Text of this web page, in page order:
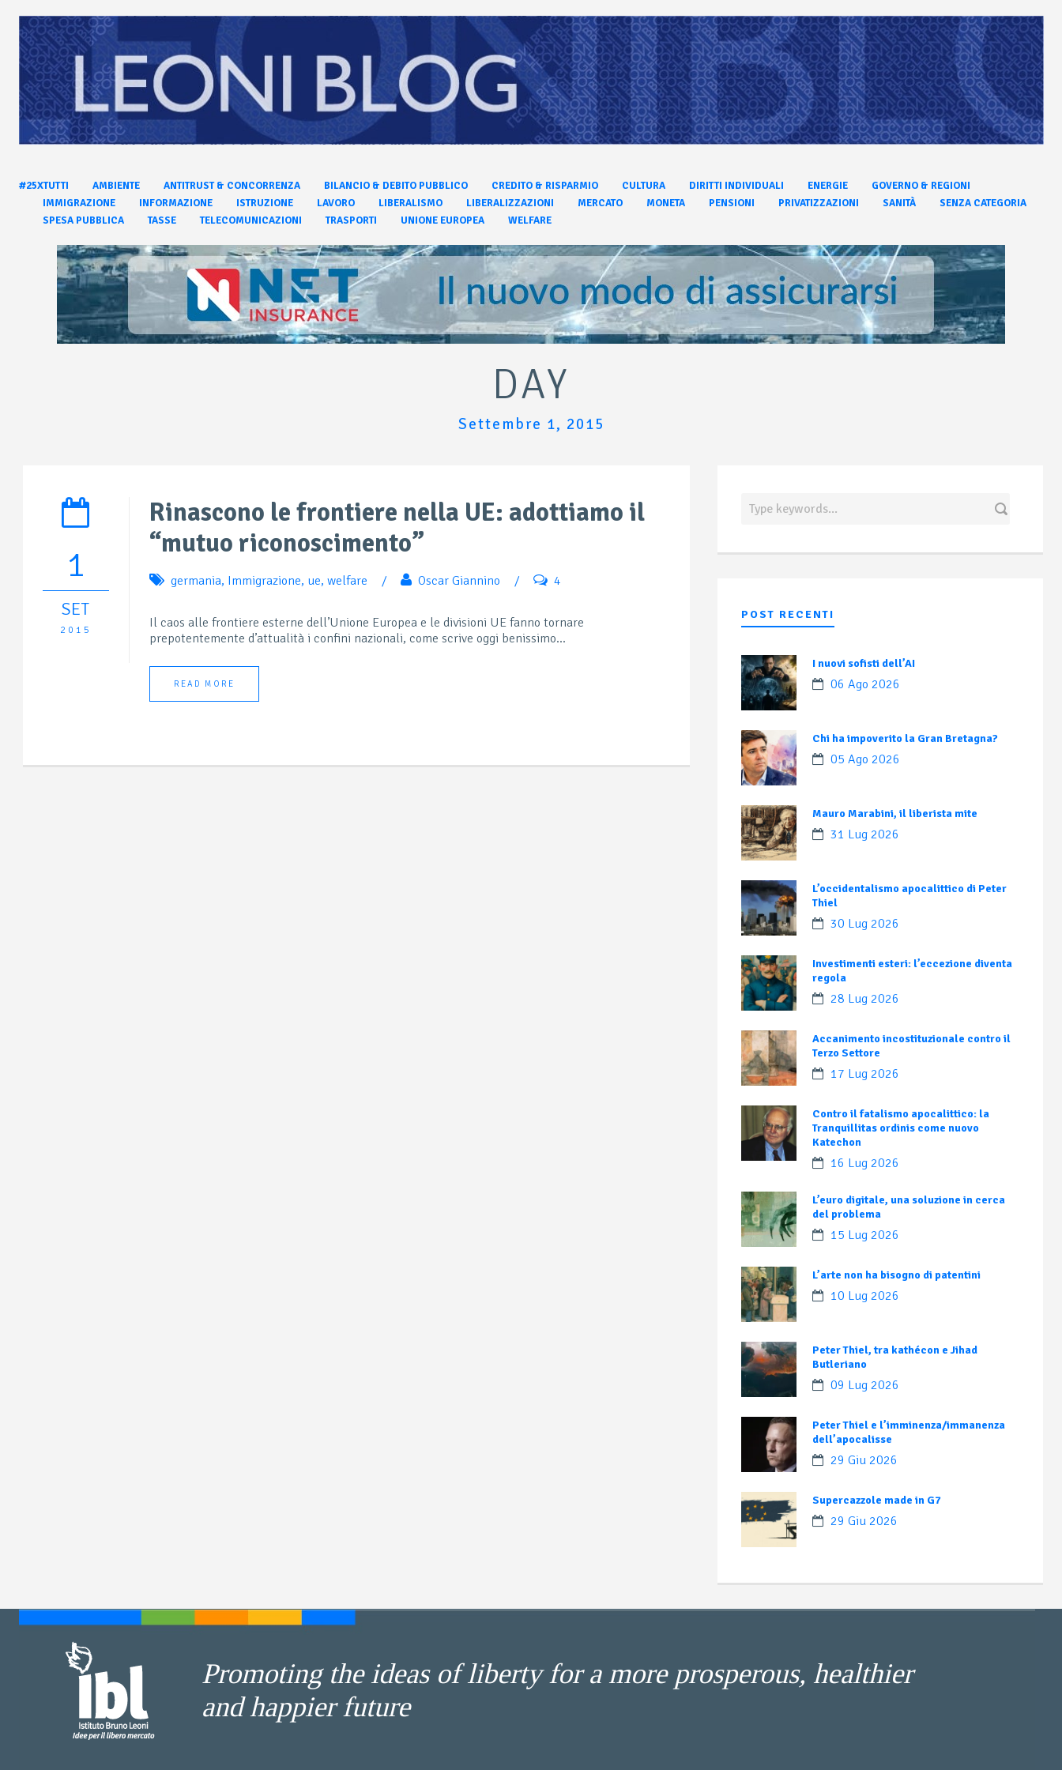
#25XTUTTI AMBIENTE ANTITRUST & CONCORRENZA BILANCIO & DEBITO PUBBLICO CREDITO & RISPARMIO CULTURA DIRITTI INDIVIDUALI ENERGIE
GOVERNO & REGIONI
IMMIGRAZIONE
INFORMAZIONE ISTRUZIONE LAVORO LIBERALISMO LIBERALIZZAZIONI MERCATO MONETA PENSIONI PRIVATIZZAZIONI SANITÀ
SENZA CATEGORIA
SPESA PUBBLICA
TASSE TELECOMUNICAZIONI TRASPORTI UNIONE EUROPEA WELFARE
DAY
Settembre 1, 2015
1
SET
2015
Rinascono le frontiere nella UE: adottiamo il
“mutuo riconoscimento”
germania, Immigrazione, ue, welfare / Oscar Giannino / 4
Il caos alle frontiere esterne dell’Unione Europea e le divisioni UE fanno tornare
prepotentemente d’attualità i confini nazionali, come scrive oggi benissimo...
READ MORE
POST RECENTI
I nuovi sofisti dell’AI
06 Ago 2026
Chi ha impoverito la Gran Bretagna?
05 Ago 2026
Mauro Marabini, il liberista mite
31 Lug 2026
L’occidentalismo apocalittico di Peter
Thiel
30 Lug 2026
Investimenti esteri: l’eccezione diventa
regola
28 Lug 2026
Accanimento incostituzionale contro il
Terzo Settore
17 Lug 2026
Contro il fatalismo apocalittico: la
Tranquillitas ordinis come nuovo
Katechon
16 Lug 2026
L’euro digitale, una soluzione in cerca
del problema
15 Lug 2026
L’arte non ha bisogno di patentini
10 Lug 2026
Peter Thiel, tra kathécon e Jihad
Butleriano
09 Lug 2026
Peter Thiel e l’imminenza/immanenza
dell’apocalisse
29 Giu 2026
Supercazzole made in G7
29 Giu 2026
Promoting the ideas of liberty for a more prosperous, healthier
and happier future